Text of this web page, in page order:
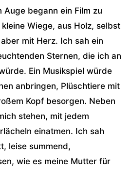
Auge begann ein Film zu
Wiege, aus Holz, selbst
mit Herz. Ich sah ein
Sternen, die ich an
Ein Musikspiel würde
anbringen, Plüschtiere mit
Kopf besorgen. Neben
stehen, mit jedem
einatmen. Ich sah
leise summend,
wie es meine Mutter für